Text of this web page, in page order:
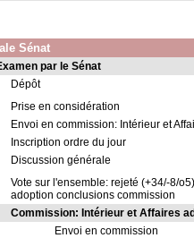
Sénat
par le Sénat
Dépôt
Prise en considération
Envoi en commission: Intérieur et
Inscription ordre du jour
Discussion générale
Vote sur l'ensemble: rejeté (+34/-8/
adoption conclusions commission
Commission: Intérieur et Affaires
Envoi en commission